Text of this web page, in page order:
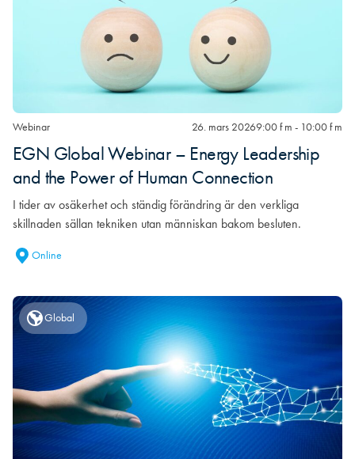
Webinar 26. mars 20269:00 f m - 10:00 f m
EGN Global Webinar – Energy Leadership
and the Power of Human Connection
I tider av osäkerhet och ständig förändring är den verkliga
skillnaden sällan tekniken utan människan bakom besluten.
Online
Global